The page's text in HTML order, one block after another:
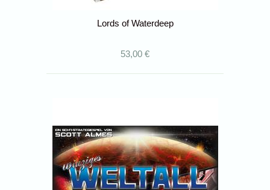
Lords of Waterdeep
53,00 €